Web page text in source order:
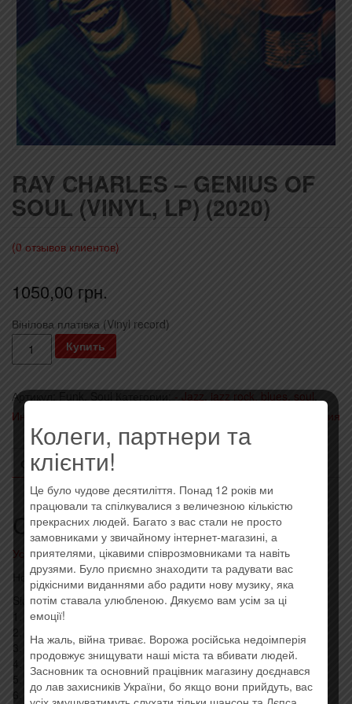
RAY CHARLES – GENIUS OF
SOUL (VINYL, LP) (2020)
(0 отзывов клиентов)
1050,00 грн.
Вінілова платівка (Vinyl record)
Количество
Ray
-
Genius
soul
(Vinyl,
(2020)
Купить
Артикул: - Jazz, jazz rock, blues, soul
Иностранные исполнители на виниле
Последние поступления
ОПИСАНИЕ ОТЗЫВЫ (0)
Описание
Усі товари: Ray Charles
Новая виниловая пластинка, штрихкод: 8717662578762
Side A:
1. Hit The Road Jack
2. Bye Bye Love
3. Hey, Good Lookin’
4. Unchain My Heart
5. Oh, Lonesome Me
6. Hallelujah I Love Her So
Колеги, партнери та
клієнти!
Це було чудове десятиліття. Понад 12 років ми
працювали та спілкувалися з величезною кількістю
прекрасних людей. Багато з вас стали не просто
замовниками у звичайному інтернет-магазині, а
приятелями, цікавими співрозмовниками та навіть
друзями. Було приємно знаходити та радувати вас
рідкісними виданнями або радити нову музику, яка
потім ставала улюбленою. Дякуємо вам усім за ці
емоції!
На жаль, війна триває. Ворожа російська недоімперія
продовжує знищувати наші міста та вбивати людей.
Засновник та основний працівник магазину доєднався
до лав захисників України, бо якщо вони прийдуть, вас